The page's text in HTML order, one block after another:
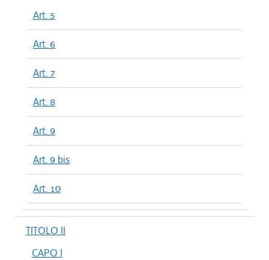
Art. 5
Art. 6
Art. 7
Art. 8
Art. 9
Art. 9 bis
Art. 10
TITOLO II
CAPO I